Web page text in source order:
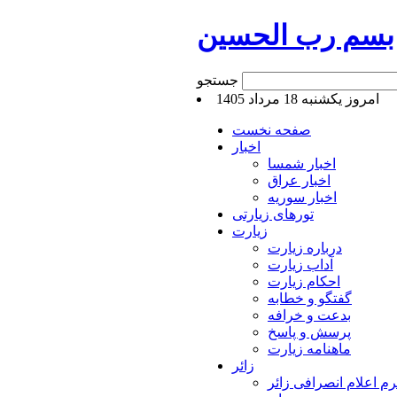
بسم رب الحسین
امروز يكشنبه 18 مرداد 1405
صفحه نخست
اخبار
اخبار شمسا
اخبار عراق
اخبار سوریه
تورهای زیارتی
زیارت
درباره زیارت
آداب زیارت
احکام زیارت
گفتگو و خطابه
بدعت و خرافه
پرسش و پاسخ
ماهنامه زیارت
زائر
اعلام انصرافی زائر